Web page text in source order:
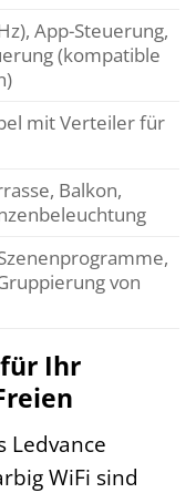
App-Steuerung,
(kompatible
mit Verteiler für
Balkon,
von
Ihr
Ledvance
WiFi sind